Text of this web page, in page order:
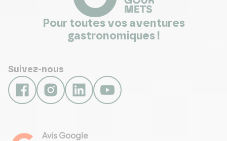
Pour toutes vos aventures
gastronomiques !
Suivez-nous
Avis Google